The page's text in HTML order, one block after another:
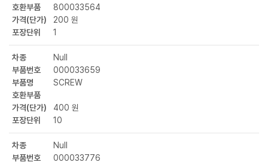
호환부품
800033564
가격(단가)
200 원
포장단위
1
차종
Null
부품번호
000033659
부품명
SCREW
호환부품
가격(단가)
400 원
포장단위
10
차종
Null
부품번호
000033776